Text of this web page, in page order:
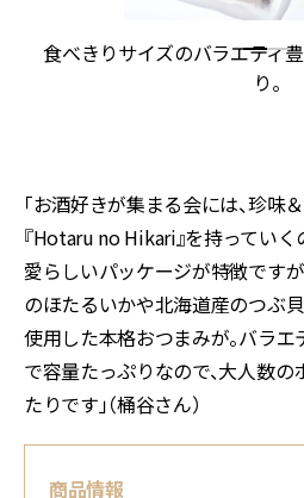
食べきりサイズのバラエティ
り。
「お酒好きが集まる会には、珍
『Hotaru no Hikari』を持ってい
愛らしいパッケージが特徴です
のほたるいかや北海道産のつぶ
使用した本格おつまみが。バラ
で容量たっぷりなので、大人数
たりです」（桶谷さん）
商品情報